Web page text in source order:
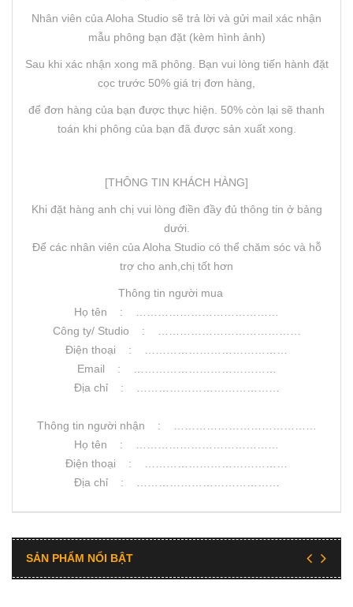
Nhân viên của Aloha Studio sẽ trả lời và gửi mail xác nhận
mẫu phông bạn đặt (kèm hình ảnh)
Sau khi xác nhận xong mã phông. Bạn vui lòng tiến hành đặt
cọc trước 50% giá trị đơn hàng,
để đơn hàng của bạn được thực hiện. 50% còn lại sẽ thanh
toán khi phông của bạn đã được sản xuất xong.
[THÔNG TIN KHÁCH HÀNG]
Khi đặt hàng anh chị vui lòng điền đầy đủ thông tin ở bảng
dưới.
Để các nhân viên của Aloha Studio có thể chăm sóc và hỗ
trợ cho anh,chị tốt hơn
Thông tin người mua
Họ tên : …………………………………
Công ty/ Studio : …………………………………
Điện thoại : …………………………………
Email : …………………………………
Địa chỉ : …………………………………
Thông tin người nhận : …………………………………
Họ tên : …………………………………
Điện thoại : …………………………………
Địa chỉ : …………………………………
SẢN PHẨM NỔI BẬT